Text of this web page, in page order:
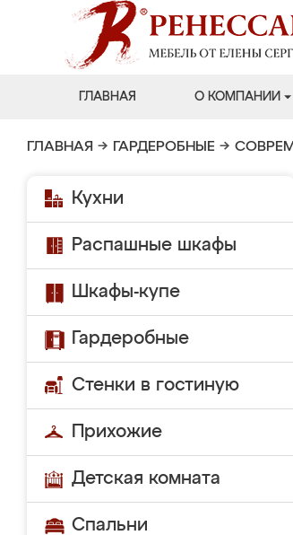
ГЛАВНАЯ О КОМПАНИИ
ГЛАВНАЯ → ГАРДЕРОБНЫЕ →
Кухни
Распашные шкафы
Шкафы-купе
Гардеробные
Стенки в гостиную
Прихожие
Детская комната
Спальни